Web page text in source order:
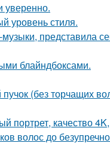
уверенно.
уровень стиля.
представила
блайндбоксами.
(без торчащих
портрет, качество
волос до